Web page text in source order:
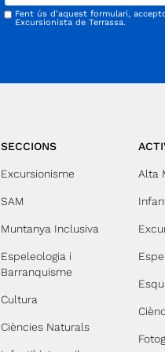
Fent ús d'aquest formulari,
Excursionista de Terrassa.
SECCIONS
Excursionisme
SAM
Muntanya Inclusiva
Espeleologia i
Barranquisme
Cultura
Ciències Naturals
Alta